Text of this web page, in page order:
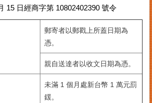
15 日經商字第 10802402390 號令
郵寄者以郵戳上所蓋日期為
憑。
親自送達者以收文日期為憑。
未滿 1 個月處新台幣 1 萬元罰
鍰。